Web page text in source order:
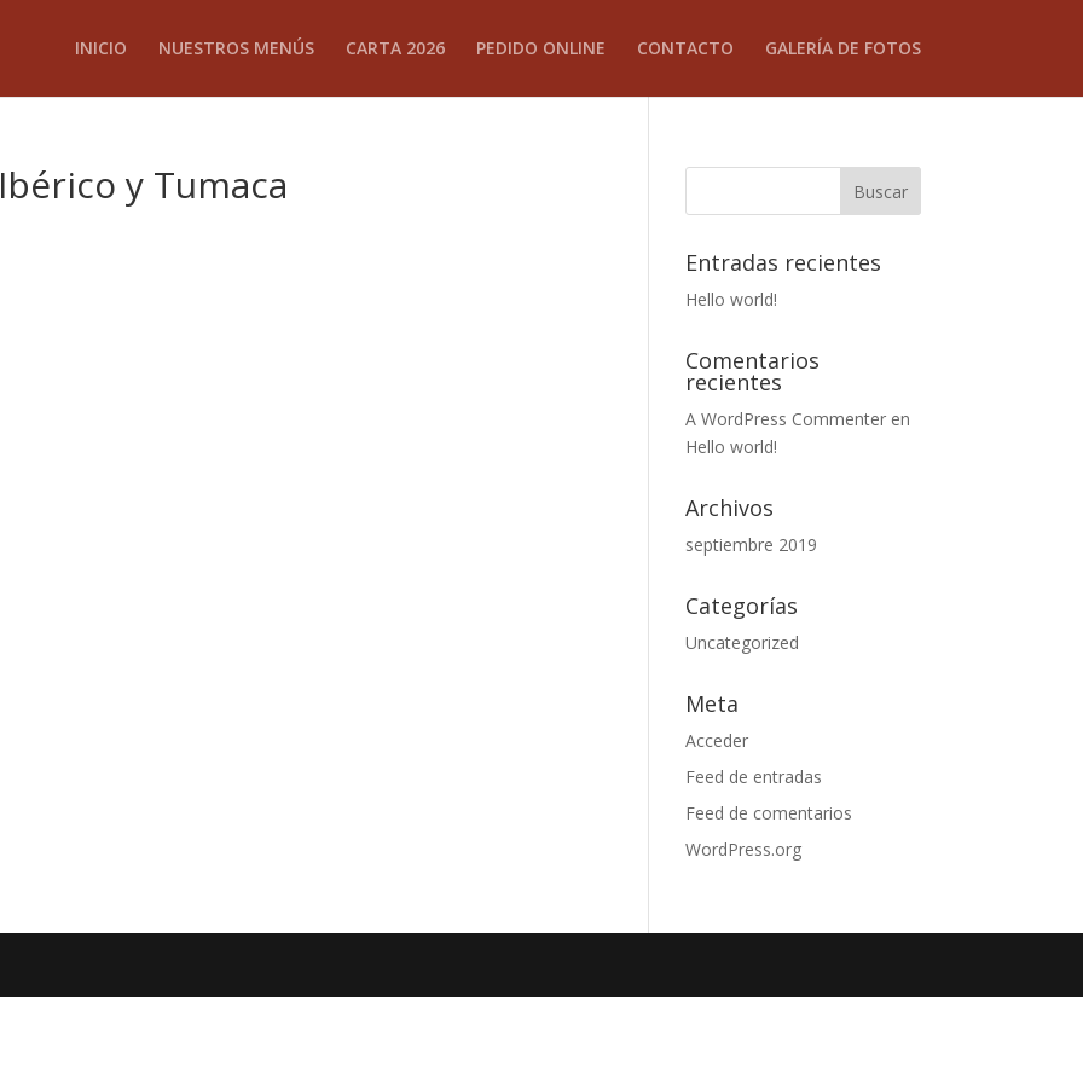
INICIO NUESTROS MENÚS CARTA 2026 PEDIDO ONLINE CONTACTO GALERÍA DE FOTOS
y Tumaca
Entradas recientes
Hello world!
Comentarios
recientes
A WordPress Commenter en
Hello world!
Archivos
septiembre 2019
Categorías
Uncategorized
Meta
Acceder
Feed de entradas
Feed de comentarios
WordPress.org